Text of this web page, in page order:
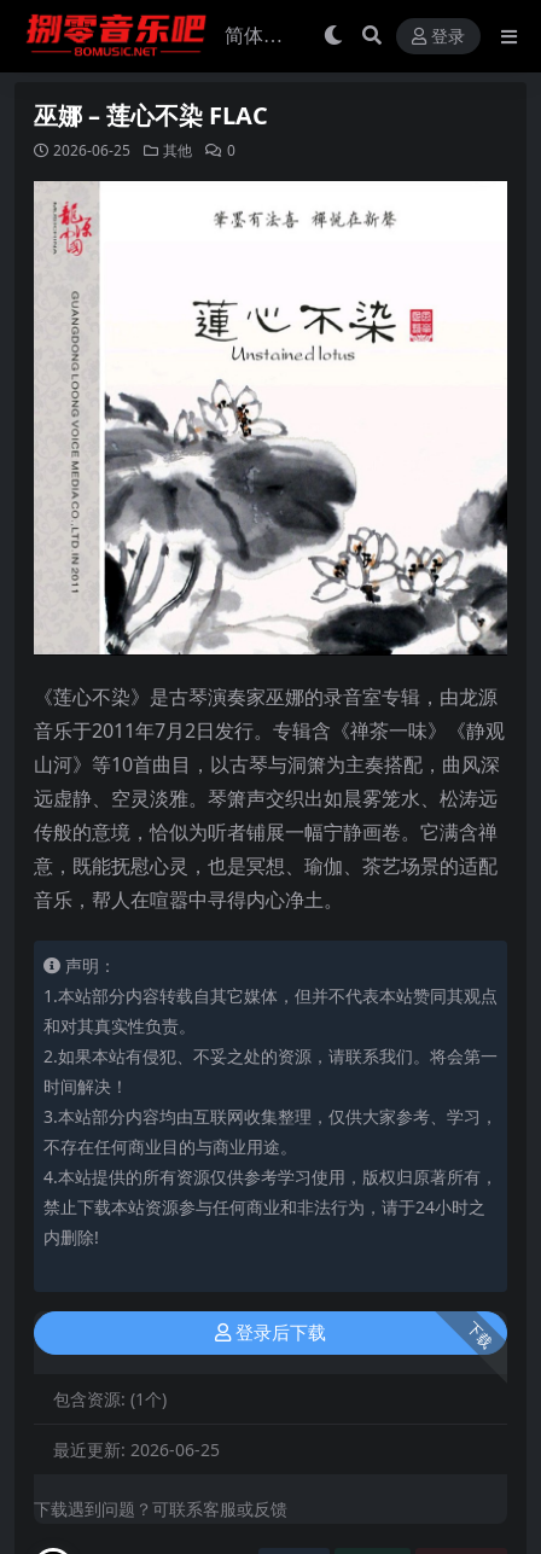
登录
巫娜 – 莲心不染 FLAC
2026-06-25 其他 0
《莲心不染》是古琴演奏家巫娜的录音室专辑，由龙源
音乐于2011年7月2日发行。专辑含《禅茶一味》《静观
山河》等10首曲目，以古琴与洞箫为主奏搭配，曲风深
远虚静、空灵淡雅。琴箫声交织出如晨雾笼水、松涛远
传般的意境，恰似为听者铺展一幅宁静画卷。它满含禅
意，既能抚慰心灵，也是冥想、瑜伽、茶艺场景的适配
音乐，帮人在喧嚣中寻得内心净土。
声明：
1.本站部分内容转载自其它媒体，但并不代表本站赞同其观点
和对其真实性负责。
2.如果本站有侵犯、不妥之处的资源，请联系我们。将会第一
时间解决！
3.本站部分内容均由互联网收集整理，仅供大家参考、学习，
不存在任何商业目的与商业用途。
4.本站提供的所有资源仅供参考学习使用，版权归原著所有，
禁止下载本站资源参与任何商业和非法行为，请于24小时之
内删除!
下载
登录后下载
包含资源: (1个)
最近更新: 2026-06-25
下载遇到问题？可联系客服或反馈